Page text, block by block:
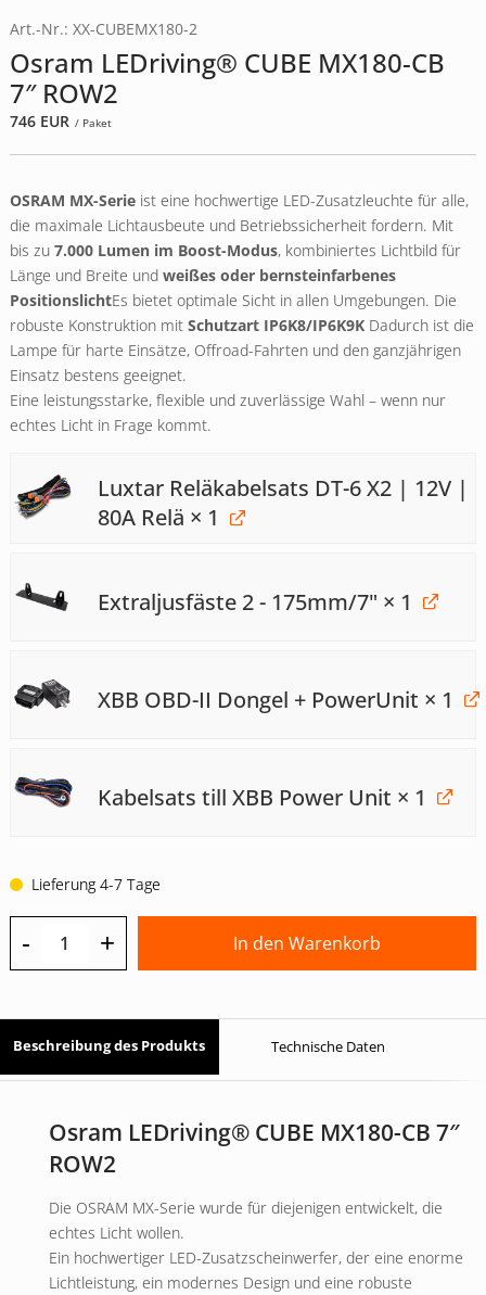
Art.-Nr.: XX-CUBEMX180-2
Osram LEDriving® CUBE MX180-CB
7″ ROW2
746 EUR / Paket
OSRAM MX-Serieist eine hochwertige LED-Zusatzleuchte für alle,
die maximale Lichtausbeute und Betriebssicherheit fordern. Mit
bis zu 7.000 Lumen im Boost-Modus, kombiniertes Lichtbild für
Länge und Breite und weißes oder bernsteinfarbenes
PositionslichtEs bietet optimale Sicht in allen Umgebungen. Die
robuste Konstruktion mit Schutzart IP6K8/IP6K9KDadurch ist die
Lampe für harte Einsätze, Offroad-Fahrten und den ganzjährigen
Einsatz bestens geeignet.
Eine leistungsstarke, flexible und zuverlässige Wahl – wenn nur
echtes Licht in Frage kommt.
Luxtar Reläkabelsats DT-6 X2 | 12V |
80A Relä × 1
Extraljusfäste 2 - 175mm/7" × 1
XBB OBD-II Dongel + PowerUnit × 1
Kabelsats till XBB Power Unit × 1
Lieferung 4-7 Tage
- + In den Warenkorb
Beschreibung des Produkts Technische Daten
Osram LEDriving® CUBE MX180-CB 7″
ROW2
Die OSRAM MX-Serie wurde für diejenigen entwickelt, die
echtes Licht wollen.
Ein hochwertiger LED-Zusatzscheinwerfer, der eine enorme
Lichtleistung, ein modernes Design und eine robuste